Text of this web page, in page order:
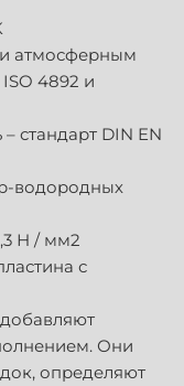
и атмосферным
4892 и
стандарт DIN EN
водородных
Н / мм2
с
Они
определяют